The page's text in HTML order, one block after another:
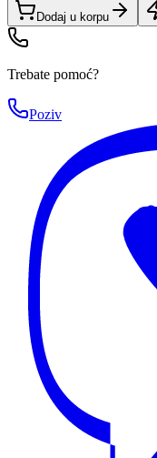
Dodaj u korpu
Trebate pomoć?
Poziv